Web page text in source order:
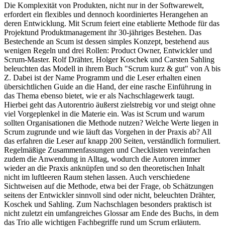
Die Komplexität von Produkten, nicht nur in der Softwarewelt,
erfordert ein flexibles und dennoch koordiniertes Herangehen an
deren Entwicklung. Mit Scrum feiert eine etablierte Methode für das
Projektund Produktmanagement ihr 30-jähriges Bestehen. Das
Bestechende an Scum ist dessen simples Konzept, bestehend aus
wenigen Regeln und drei Rollen: Product Owner, Entwickler und
Scrum-Master. Rolf Drähter, Holger Koschek und Carsten Sahling
beleuchten das Modell in ihrem Buch "Scrum kurz & gut" von A bis
Z. Dabei ist der Name Programm und die Leser erhalten einen
übersichtlichen Guide an die Hand, der eine rasche Einführung in
das Thema ebenso bietet, wie er als Nachschlagewerk taugt.
Hierbei geht das Autorentrio äußerst zielstrebig vor und steigt ohne
viel Vorgeplenkel in die Materie ein. Was ist Scrum und warum
sollten Organisationen die Methode nutzen? Welche Werte liegen in
Scrum zugrunde und wie läuft das Vorgehen in der Praxis ab? All
das erfahren die Leser auf knapp 200 Seiten, verständlich formuliert.
Regelmäßige Zusammenfassungen und Checklisten vereinfachen
zudem die Anwendung in Alltag, wodurch die Autoren immer
wieder an die Praxis anknüpfen und so den theoretischen Inhalt
nicht im luftleeren Raum stehen lassen. Auch verschiedene
Sichtweisen auf die Methode, etwa bei der Frage, ob Schätzungen
seitens der Entwickler sinnvoll sind oder nicht, beleuchten Drähter,
Koschek und Sahling. Zum Nachschlagen besonders praktisch ist
nicht zuletzt ein umfangreiches Glossar am Ende des Buchs, in dem
das Trio alle wichtigen Fachbegriffe rund um Scrum erläutern.